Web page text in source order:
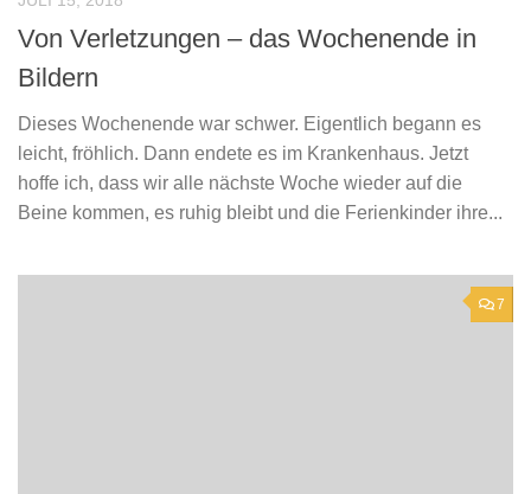
Von Verletzungen – das Wochenende in
Bildern
Dieses Wochenende war schwer. Eigentlich begann es
leicht, fröhlich. Dann endete es im Krankenhaus. Jetzt
hoffe ich, dass wir alle nächste Woche wieder auf die
Beine kommen, es ruhig bleibt und die Ferienkinder ihre...
7